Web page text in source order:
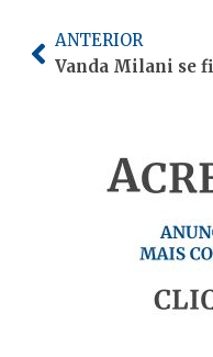
Anterior
ANTERIOR